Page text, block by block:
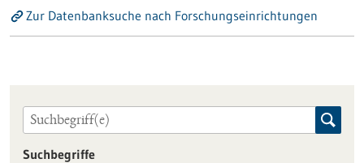
Zur Datenbanksuche nach Forschungseinrichtungen
Suchbegriffe